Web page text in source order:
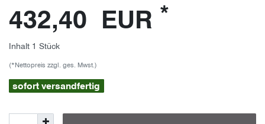
432,40 EUR *
Inhalt 1 Stück
(*Nettopreis zzgl. ges. Mwst.)
sofort versandfertig